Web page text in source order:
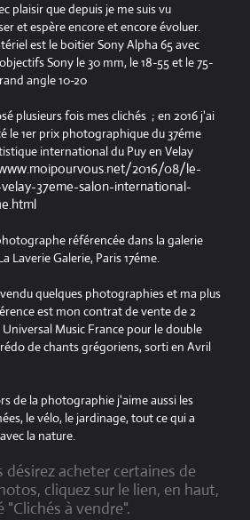
plaisir que depuis je me suis vu
et espère encore et encore évoluer.
est le boitier Sony Alpha 65 avec
Sony le 30 mm, le 18-55 et le 75-
angle 10-20
plusieurs fois mes clichés ; en 2016 j'ai
le 1er prix photographique du 37éme
international du Puy en Velay
2016/08/le-
37eme-salon-international-
référencée dans la galerie
Laverie Galerie, Paris 17éme.
quelques photographies et ma plus
est mon contrat de vente de 2
Universal Music France pour le double
de chants grégoriens, sorti en Avril
de la photographie j'aime aussi les
le vélo, le jardinage, tout ce qui a
la nature.
désirez acheter certaines de
cliquez sur le lien, en haut,
à vendre".